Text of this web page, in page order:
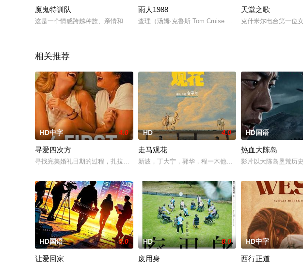
魔鬼特训队
这是一个情感跨越种族、亲情和友情的故事，整部都在以不同的方式歌颂人性的伟大......
雨人1988
查理（汤姆·克鲁斯 Tom Cruise 饰）父亲去世，留下了
天堂之歌
克什米尔电台第一位
相关推荐
HD中字 4.0
寻爱四次方
寻找完美婚礼日期的过程，扎拉经历了一连串的冒险——并走向了她未曾预料的爱情。
HD 4.0
走马观花
新波，丁大宁，郭华，程一木他们毕业于同一所大学。他
HD国语
热血大陈岛
影片以大陈岛垦荒历
HD国语 5.0
让爱回家
HD 8.0
废用身
HD中字
西行正道